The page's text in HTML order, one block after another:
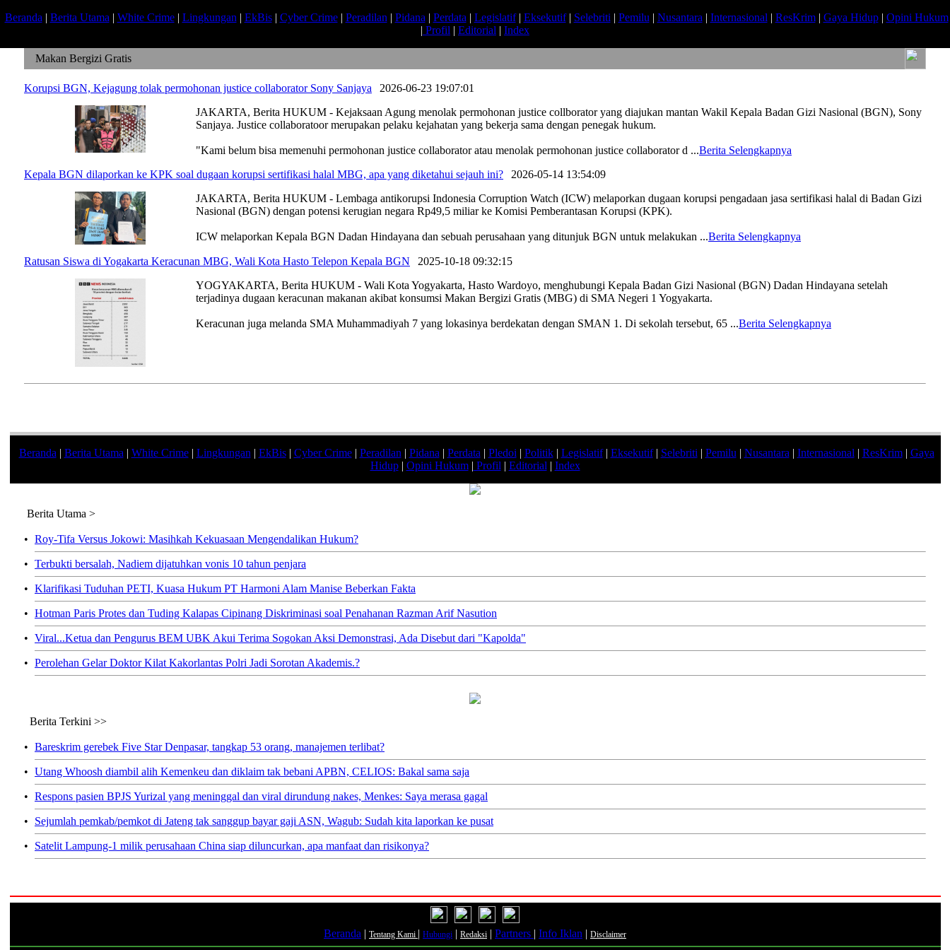
Beranda | Berita Utama | White Crime| Lingkungan | EkBis| Cyber Crime| Peradilan | Pidana | Perdata | Legislatif| Eksekutif| Selebriti | Pemilu | Nusantara | Internasional | ResKrim| Gaya Hidup| Opini Hukum
| Profil | Editorial | Index
Makan Bergizi Gratis
Korupsi BGN, Kejagung tolak permohonan justice collaborator Sony Sanjaya
2026-06-23 19:07:01
JAKARTA, Berita HUKUM - Kejaksaan Agung menolak permohonan justice collborator yang diajukan mantan Wakil Kepala Badan Gizi Nasional (BGN), Sony
Sanjaya. Justice collaboratoor merupakan pelaku kejahatan yang bekerja sama dengan penegak hukum.
"Kami belum bisa memenuhi permohonan justice collaborator atau menolak permohonan justice collaborator d ...Berita Selengkapnya
Kepala BGN dilaporkan ke KPK soal dugaan korupsi sertifikasi halal MBG, apa yang diketahui sejauh ini?
2026-05-14 13:54:09
JAKARTA, Berita HUKUM - Lembaga antikorupsi Indonesia Corruption Watch (ICW) melaporkan dugaan korupsi pengadaan jasa sertifikasi halal di Badan Gizi
Nasional (BGN) dengan potensi kerugian negara Rp49,5 miliar ke Komisi Pemberantasan Korupsi (KPK).
ICW melaporkan Kepala BGN Dadan Hindayana dan sebuah perusahaan yang ditunjuk BGN untuk melakukan ...Berita Selengkapnya
Ratusan Siswa di Yogakarta Keracunan MBG, Wali Kota Hasto Telepon Kepala BGN
2025-10-18 09:32:15
YOGYAKARTA, Berita HUKUM - Wali Kota Yogyakarta, Hasto Wardoyo, menghubungi Kepala Badan Gizi Nasional (BGN) Dadan Hindayana setelah
terjadinya dugaan keracunan makanan akibat konsumsi Makan Bergizi Gratis (MBG) di SMA Negeri 1 Yogyakarta.
Keracunan juga melanda SMA Muhammadiyah 7 yang lokasinya berdekatan dengan SMAN 1. Di sekolah tersebut, 65 ...Berita Selengkapnya
Beranda | Berita Utama | White Crime| Lingkungan | EkBis| Cyber Crime| Peradilan | Pidana | Perdata | Pledoi | Politik| Legislatif| Eksekutif| Selebriti | Pemilu | Nusantara | Internasional | ResKrim| Gaya
Hidup| Opini Hukum| Profil | Editorial | Index
Berita Utama >
• Roy-Tifa Versus Jokowi: Masihkah Kekuasaan Mengendalikan Hukum?
• Terbukti bersalah, Nadiem dijatuhkan vonis 10 tahun penjara
• Klarifikasi Tuduhan PETI, Kuasa Hukum PT Harmoni Alam Manise Beberkan Fakta
• Hotman Paris Protes dan Tuding Kalapas Cipinang Diskriminasi soal Penahanan Razman Arif Nasution
• Viral...Ketua dan Pengurus BEM UBK Akui Terima Sogokan Aksi Demonstrasi, Ada Disebut dari "Kapolda"
• Perolehan Gelar Doktor Kilat Kakorlantas Polri Jadi Sorotan Akademis.?
Berita Terkini >>
• Bareskrim gerebek Five Star Denpasar, tangkap 53 orang, manajemen terlibat?
• Utang Whoosh diambil alih Kemenkeu dan diklaim tak bebani APBN, CELIOS: Bakal sama saja
• Respons pasien BPJS Yurizal yang meninggal dan viral dirundung nakes, Menkes: Saya merasa gagal
• Sejumlah pemkab/pemkot di Jateng tak sanggup bayar gaji ASN, Wagub: Sudah kita laporkan ke pusat
• Satelit Lampung-1 milik perusahaan China siap diluncurkan, apa manfaat dan risikonya?
Beranda | Tentang Kami | Hubungi | Redaksi | Partners | Info Iklan | Disclaimer